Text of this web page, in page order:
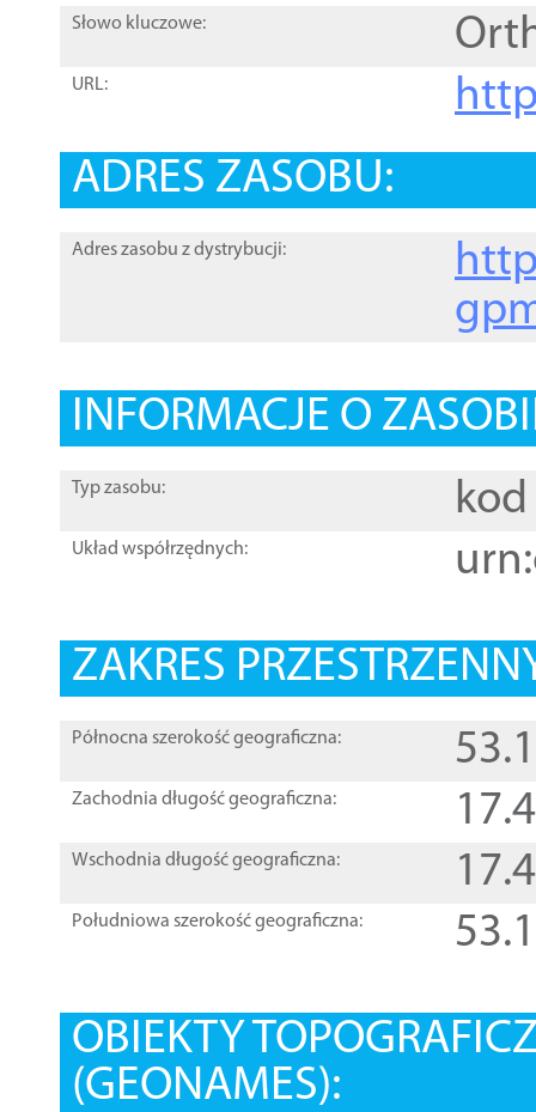
Słowo kluczowe:
URL:
ADRES ZASOBU:
Adres zasobu z dystrybucji:
INFORMACJE O
Typ zasobu: kod
Układ współrzędnych:
ZAKRES
Północna szerokość geograficzna:
Zachodnia długość geograficzna:
Wschodnia długość geograficzna:
Południowa szerokość geograficzna:
OBIEKTY
(GEONAMES):